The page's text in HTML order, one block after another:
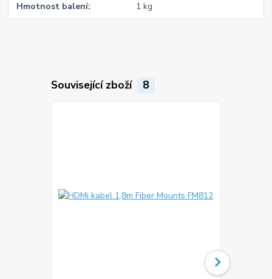
Hmotnost balení 1 kg
Související zboží 8